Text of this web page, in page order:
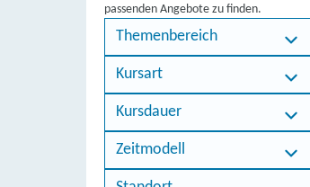
passenden Angebote zu finden.
Themenbereich
Kursart
Kursdauer
Zeitmodell